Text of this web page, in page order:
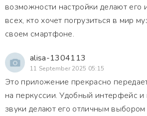
возможности настройки делают его
всех, кто хочет погрузиться в мир
своем смартфоне.
alisa-1304113
11 September 2025 05:15
Это приложение прекрасно
на перкуссии. Удобный интерфейс и
звуки делают его отличным выбором